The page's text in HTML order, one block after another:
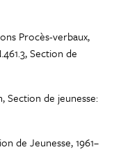
Procès-verbaux,
Section de
Section de jeunesse:
de Jeunesse, 1961–